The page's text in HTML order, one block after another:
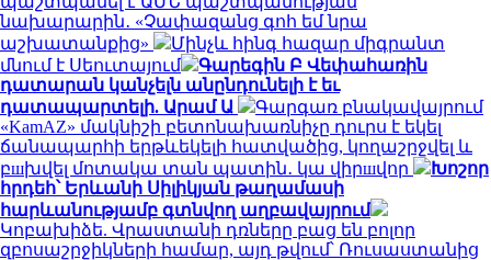
նախարարին․ «Չափազանց գոհ եմ նրա
աշխատանքից»
Մինչև հինգ հազար միգրանտ
մնում է Սեուտայում
Գարեգին Բ Վեփահառին
դատարան կանչելն անընդունելի է եւ
դատապարտելի. Արամ Ա
Գարգառ բնակավայրում
«KamAZ» մակնիշի բետոնախառնիչը դուրս է եկել
ճանապարհի երթևեկելի հատվածից, կողաշրջվել և
բшխվել մոտակա տան պատին․ կա վիրшվոր
Խոշոր
հրդեհ՝ Երևանի Սիլիկյան թաղամասի
հարևանությամբ գտնվող աղբավայրում
Կոբախիձե. Վրաստանի դռները բաց են բոլոր
զբոսաշրջիկների համար, այդ թվում՝ Ռուսաստանից